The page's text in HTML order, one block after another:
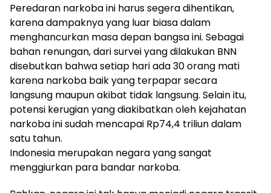
Peredaran narkoba ini harus segera dihentikan,
karena dampaknya yang luar biasa dalam
menghancurkan masa depan bangsa ini. Sebagai
bahan renungan, dari survei yang dilakukan BNN
disebutkan bahwa setiap hari ada 30 orang mati
karena narkoba baik yang terpapar secara
langsung maupun akibat tidak langsung. Selain itu,
potensi kerugian yang diakibatkan oleh kejahatan
narkoba ini sudah mencapai Rp74,4 triliun dalam
satu tahun.
Indonesia merupakan negara yang sangat
menggiurkan para bandar narkoba.